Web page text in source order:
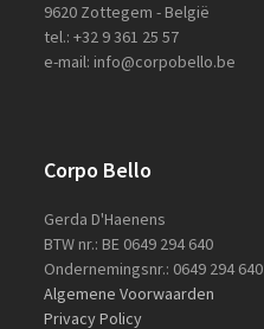
9620 Zottegem - België
tel.: +32 9 361 25 57
e-mail: info@corpobello.be
Corpo Bello
Gerda D'Haenens
BTW nr.: BE 0649 294 640
Ondernemingsnr.: 0649 294 640
Algemene Voorwaarden
Privacy Policy